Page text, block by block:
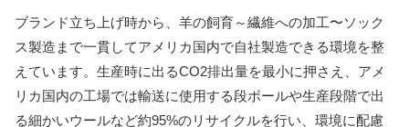
ブランド立ち上げ時から、羊の飼育～繊維への加工〜ソック
ス製造まで一貫してアメリカ国内で自社製造できる環境を整
えています。生産時に出るCO2排出量を最小に押さえ、アメ
リカ国内の工場では輸送に使用する段ボールや生産段階で出
る細かいウールなど約95%のリサイクルを行い、環境に配慮